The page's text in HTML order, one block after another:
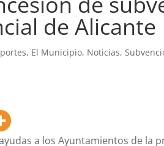
de Alicante
, El Municipio, Noticias,
a los Ayuntamientos de la